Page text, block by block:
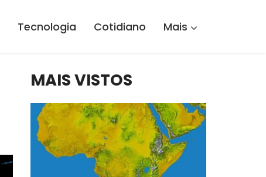
Tecnologia Cotidiano Mais
MAIS VISTOS